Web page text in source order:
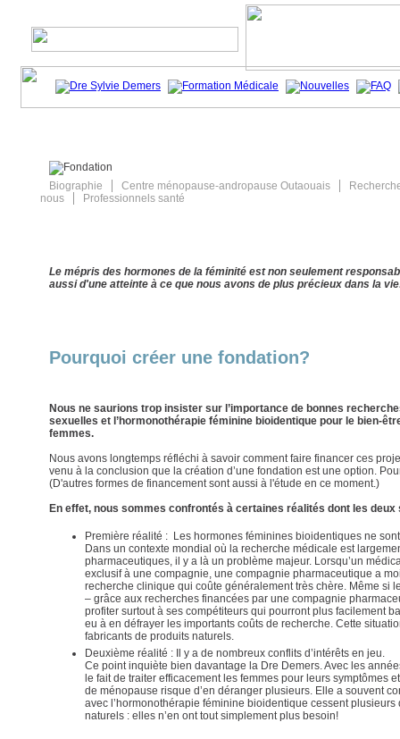
Biographie Centre ménopause-andropause Outaouais
nous
Professionnels santé
Le mépris des hormones de la féminité est non seulement
aussi d'une atteinte à ce que nous avons de plus précieux dans la
Pourquoi créer une fondation?
Nous ne saurions trop insister sur l’importance de bonnes
sexuelles et l’hormonothérapie féminine bioidentique pour le bien-
femmes.
Nous avons longtemps réfléchi à savoir comment faire financer ces
venu à la conclusion que la création d’une fondation est une option.
(D'autres formes de financement sont aussi à l'étude en ce moment.)
En effet, nous sommes confrontés à certaines réalités dont les deux
Première réalité : Les hormones féminines bioidentiques ne
Dans un contexte mondial où la recherche médicale est
pharmaceutiques, il y a là un problème majeur. Lorsqu’un
exclusif à une compagnie, une compagnie pharmaceutique a
recherche clinique qui coûte généralement très chère. Même si
– grâce aux recherches financées par une compagnie
profiter surtout à ses compétiteurs qui pourront plus facilement
eu à en défrayer les importants coûts de recherche. Cette
fabricants de produits naturels.
Deuxième réalité : Il y a de nombreux conflits d’intérêts en jeu.
Ce point inquiète bien davantage la Dre Demers. Avec les
le fait de traiter efficacement les femmes pour leurs symptômes
de ménopause risque d’en déranger plusieurs. Elle a souvent
avec l’hormonothérapie féminine bioidentique cessent
naturels : elles n’en ont tout simplement plus besoin!